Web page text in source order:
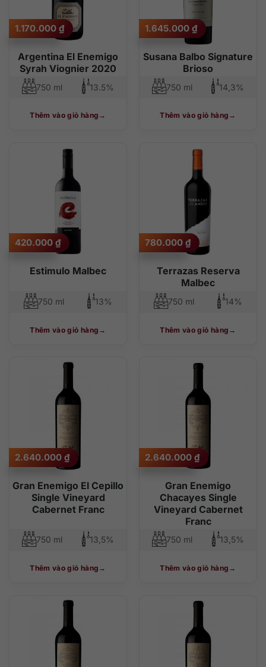
Argentina El Enemigo
Syrah Viognier 2020
1.170.000 ₫
750 ml 13.5%
Thêm vào giỏ hàng
Susana Balbo Signature
Brioso
1.645.000 ₫
750 ml 14,3%
Thêm vào giỏ hàng
Estimulo Malbec
420.000 ₫
750 ml 13%
Thêm vào giỏ hàng
Terrazas Reserva
Malbec
780.000 ₫
750 ml 14%
Thêm vào giỏ hàng
Gran Enemigo El Cepillo
Single Vineyard
Cabernet Franc
2.640.000 ₫
750 ml 13,5%
Thêm vào giỏ hàng
Gran Enemigo
Chacayes Single
Vineyard Cabernet
Franc
2.640.000 ₫
750 ml 13,5%
Thêm vào giỏ hàng